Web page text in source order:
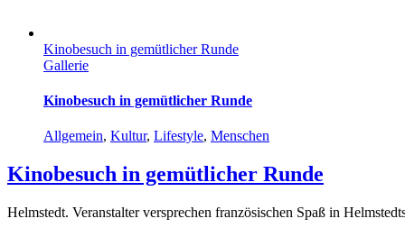
Kinobesuch in gemütlicher Runde
Gallerie
Kinobesuch in gemütlicher Runde
Allgemein, Kultur, Lifestyle, Menschen
Kinobesuch in gemütlicher Runde
Helmstedt. Veranstalter versprechen französischen Spaß in